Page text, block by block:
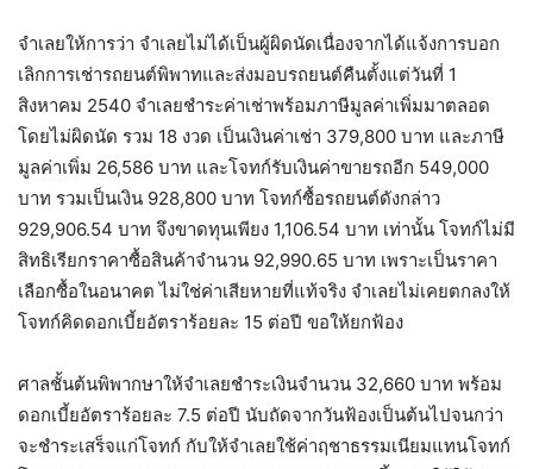
จำเลยให้การว่า จำเลยไม่ได้เป็นผู้ผิดนัดเนื่องจากได้แจ้งการบอก
เลิกการเช่ารถยนต์พิพาทและส่งมอบรถยนต์คืนตั้งแต่วันที่ 1
สิงหาคม 2540 จำเลยชำระค่าเช่าพร้อมภาษีมูลค่าเพิ่มมาตลอด
โดยไม่ผิดนัด รวม 18 งวด เป็นเงินค่าเช่า 379,800 บาท และภาษี
มูลค่าเพิ่ม 26,586 บาท และโจทก์รับเงินค่าขายรถอีก 549,000
บาท รวมเป็นเงิน 928,800 บาท โจทก์ซื้อรถยนต์ดังกล่าว
929,906.54 บาท จึงขาดทุนเพียง 1,106.54 บาท เท่านั้น โจทก์ไม่มี
สิทธิเรียกราคาซื้อสินค้าจำนวน 92,990.65 บาท เพราะเป็นราคา
เลือกซื้อในอนาคต ไม่ใช่ค่าเสียหายที่แท้จริง จำเลยไม่เคยตกลงให้
โจทก์คิดดอกเบี้ยอัตราร้อยละ 15 ต่อปี ขอให้ยกฟ้อง
ศาลชั้นต้นพิพากษาให้จำเลยชำระเงินจำนวน 32,660 บาท พร้อม
ดอกเบี้ยอัตราร้อยละ 7.5 ต่อปี นับถัดจากวันฟ้องเป็นต้นไปจนกว่า
จะชำระเสร็จแก่โจทก์ กับให้จำเลยใช้ค่าฤชาธรรมเนียมแทนโจทก์